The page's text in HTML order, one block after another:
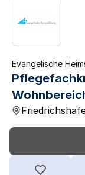
Evangelische